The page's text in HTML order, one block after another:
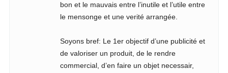
bon et le mauvais entre l’inutile et l’utile entre
le mensonge et une verité arrangée.
Soyons bref: Le 1er objectif d’une publicité et
de valoriser un produit, de le rendre
commercial, d’en faire un objet necessair,